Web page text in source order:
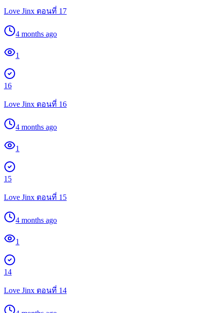
Love Jinx ตอนที่ 17
4 months ago
1
16
Love Jinx ตอนที่ 16
4 months ago
1
15
Love Jinx ตอนที่ 15
4 months ago
1
14
Love Jinx ตอนที่ 14